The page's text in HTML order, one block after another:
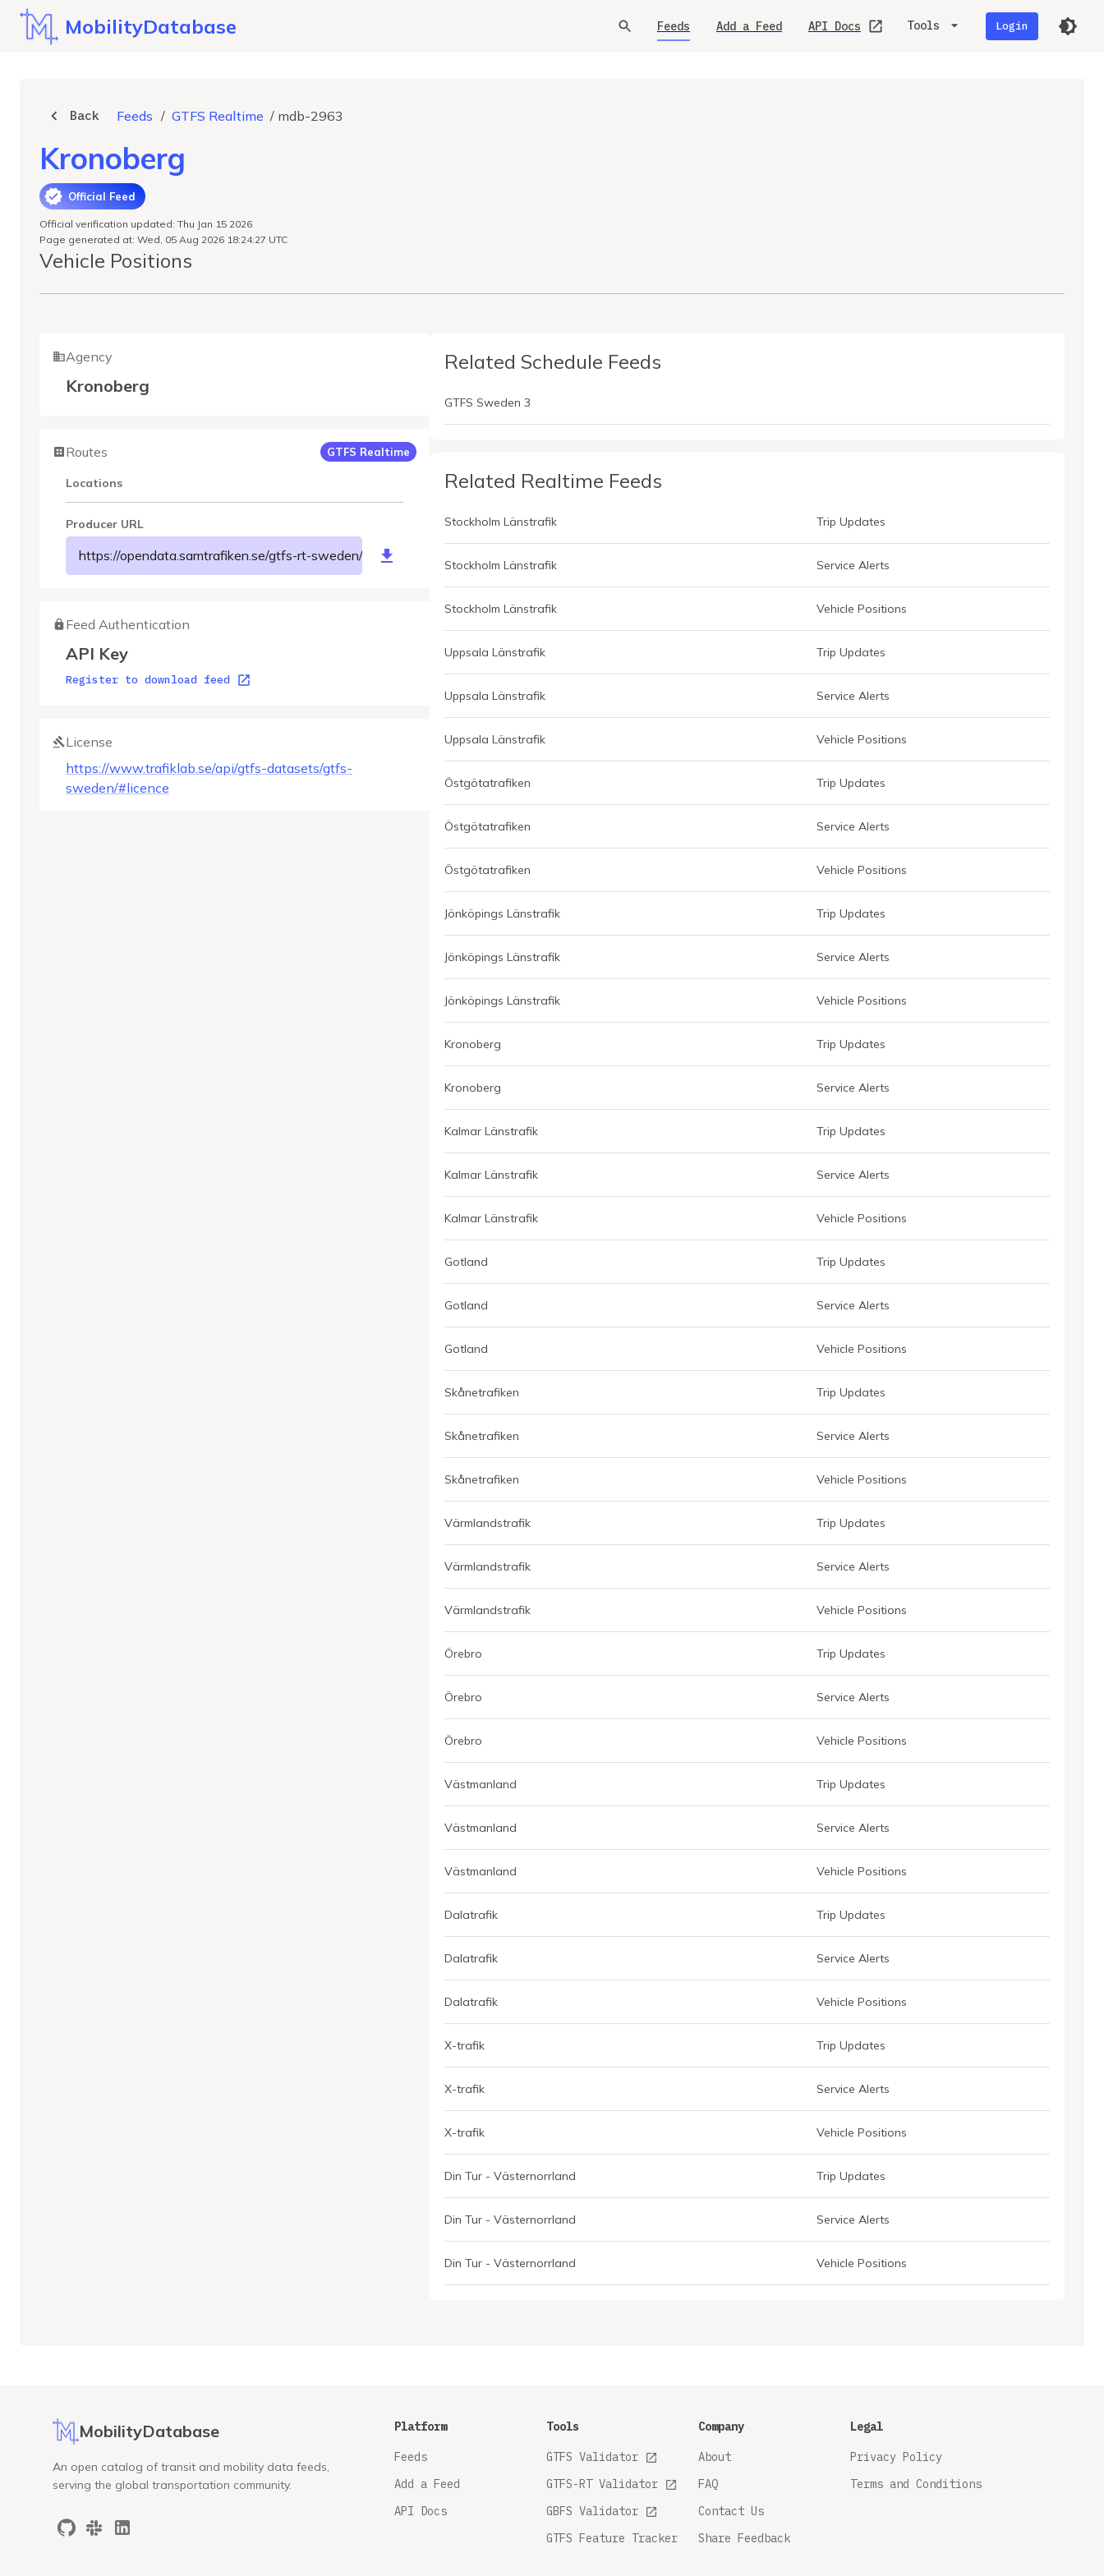
MobilityDatabase Feeds Add a Feed API Docs Tools Login
Back Feeds / GTFS Realtime / mdb-2963
Kronoberg
Official Feed
Official verification updated: Thu Jan 15 2026
Page generated at: Wed, 05 Aug 2026 18:24:27 UTC
Vehicle Positions
Agency
Kronoberg
Routes GTFS Realtime
Locations
Producer URL
https://opendata.samtrafiken.se/gtfs-rt-sweden/krono/VehiclePositionsSweden.pb
Feed Authentication
API Key
Register to download feed
License
https://www.trafiklab.se/api/gtfs-datasets/gtfs-
sweden/#licence
Related Schedule Feeds
GTFS Sweden 3
Related Realtime Feeds
Stockholm Länstrafik Trip Updates
Stockholm Länstrafik Service Alerts
Stockholm Länstrafik Vehicle Positions
Uppsala Länstrafik Trip Updates
Uppsala Länstrafik Service Alerts
Uppsala Länstrafik Vehicle Positions
Östgötatrafiken Trip Updates
Östgötatrafiken Service Alerts
Östgötatrafiken Vehicle Positions
Jönköpings Länstrafik Trip Updates
Jönköpings Länstrafik Service Alerts
Jönköpings Länstrafik Vehicle Positions
Kronoberg Trip Updates
Kronoberg Service Alerts
Kalmar Länstrafik Trip Updates
Kalmar Länstrafik Service Alerts
Kalmar Länstrafik Vehicle Positions
Gotland Trip Updates
Gotland Service Alerts
Gotland Vehicle Positions
Skånetrafiken Trip Updates
Skånetrafiken Service Alerts
Skånetrafiken Vehicle Positions
Värmlandstrafik Trip Updates
Värmlandstrafik Service Alerts
Värmlandstrafik Vehicle Positions
Örebro Trip Updates
Örebro Service Alerts
Örebro Vehicle Positions
Västmanland Trip Updates
Västmanland Service Alerts
Västmanland Vehicle Positions
Dalatrafik Trip Updates
Dalatrafik Service Alerts
Dalatrafik Vehicle Positions
X-trafik Trip Updates
X-trafik Service Alerts
X-trafik Vehicle Positions
Din Tur - Västernorrland Trip Updates
Din Tur - Västernorrland Service Alerts
Din Tur - Västernorrland Vehicle Positions
MobilityDatabase
An open catalog of transit and mobility data feeds,
serving the global transportation community.
Platform
Feeds
Add a Feed
API Docs
Tools
GTFS Validator
GTFS-RT Validator
GBFS Validator
GTFS Feature Tracker
Company
About
FAQ
Contact Us
Share Feedback
Legal
Privacy Policy
Terms and Conditions